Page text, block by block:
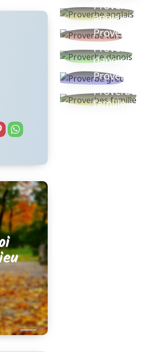
Proverbe
anglais
Proverbe turc
Proverbe
danois
Proverbe grec
Proverbes
famille